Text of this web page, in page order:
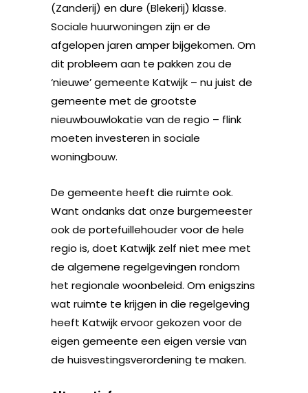
(Zanderij) en dure (Blekerij) klasse.
Sociale huurwoningen zijn er de
afgelopen jaren amper bijgekomen. Om
dit probleem aan te pakken zou de
‘nieuwe’ gemeente Katwijk – nu juist de
gemeente met de grootste
nieuwbouwlokatie van de regio – flink
moeten investeren in sociale
woningbouw.
De gemeente heeft die ruimte ook.
Want ondanks dat onze burgemeester
ook de portefuillehouder voor de hele
regio is, doet Katwijk zelf niet mee met
de algemene regelgevingen rondom
het regionale woonbeleid. Om enigszins
wat ruimte te krijgen in die regelgeving
heeft Katwijk ervoor gekozen voor de
eigen gemeente een eigen versie van
de huisvestingsverordening te maken.